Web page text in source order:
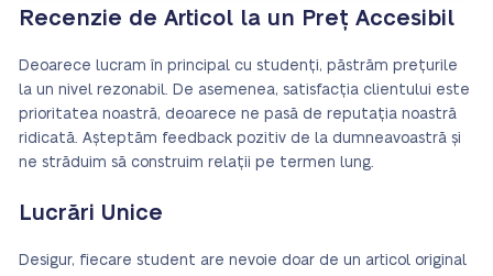
Recenzie de Articol la un Preț Accesibil
Deoarece lucram în principal cu studenți, păstrăm prețurile
la un nivel rezonabil. De asemenea, satisfacția clientului este
prioritatea noastră, deoarece ne pasă de reputația noastră
ridicată. Așteptăm feedback pozitiv de la dumneavoastră și
ne străduim să construim relații pe termen lung.
Lucrări Unice
Desigur, fiecare student are nevoie doar de un articol original